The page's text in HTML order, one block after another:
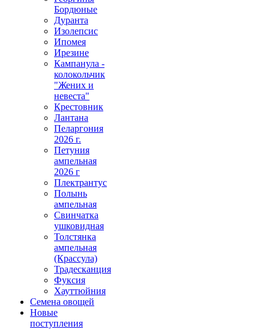
Бордюные
Дуранта
Изолепсис
Ипомея
Ирезине
Кампанула -
колокольчик
"Жених и
невеста"
Крестовник
Лантана
Пеларгония
2026 г.
Петуния
ампельная
2026 г
Плектрантус
Полынь
ампельная
Свинчатка
ушковидная
Толстянка
ампельная
(Крассула)
Традесканция
Фуксия
Хауттюйния
Семена овощей
Новые
поступления